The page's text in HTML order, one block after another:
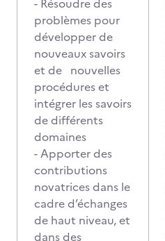
- Résoudre des
problèmes pour
développer de
nouveaux savoirs
et de nouvelles
procédures et
intégrer les savoirs
de différents
domaines
- Apporter des
contributions
novatrices dans le
cadre d’échanges
de haut niveau, et
dans des